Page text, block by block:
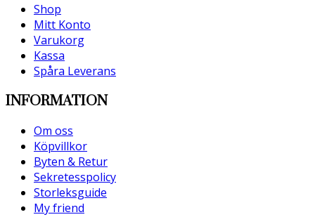
Shop
Mitt Konto
Varukorg
Kassa
Spåra Leverans
INFORMATION
Om oss
Köpvillkor
Byten & Retur
Sekretesspolicy
Storleksguide
My friend